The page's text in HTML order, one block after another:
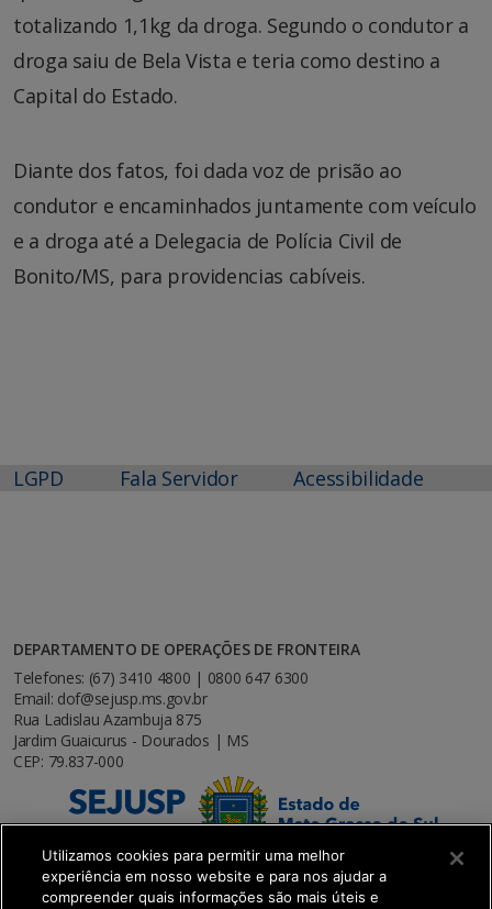
totalizando 1,1kg da droga. Segundo o condutor a
droga saiu de Bela Vista e teria como destino a
Capital do Estado.
Diante dos fatos, foi dada voz de prisão ao
condutor e encaminhados juntamente com veículo
e a droga até a Delegacia de Polícia Civil de
Bonito/MS, para providencias cabíveis.
LGPD Fala Servidor Acessibilidade
DEPARTAMENTO DE OPERAÇÕES DE FRONTEIRA
Telefones: (67) 3410 4800 | 0800 647 6300
Email: dof@sejusp.ms.gov.br
Rua Ladislau Azambuja 875
Jardim Guaicurus - Dourados | MS
CEP: 79.837-000
Utilizamos cookies para permitir uma melhor
experiência em nosso website e para nos ajudar a
compreender quais informações são mais úteis e